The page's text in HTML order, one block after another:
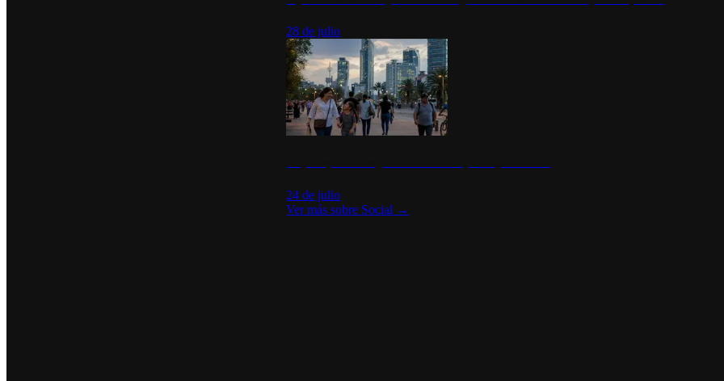
28 de julio
24 de julio
Ver más sobre Social →